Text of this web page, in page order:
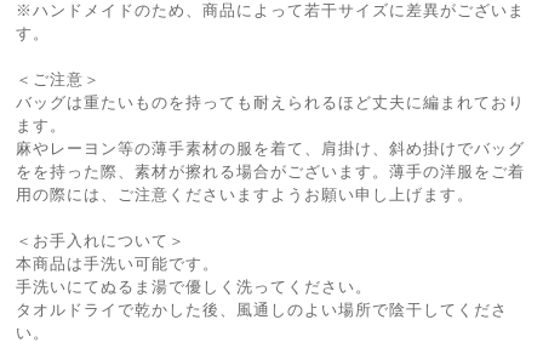
※ハンドメイドのため、商品によって若干サイズに差異がございま
す。
＜ご注意＞
バッグは重たいものを持っても耐えられるほど丈夫に編まれており
ます。
麻やレーヨン等の薄手素材の服を着て、肩掛け、斜め掛けでバッグ
をを持った際、素材が擦れる場合がございます。薄手の洋服をご着
用の際には、ご注意くださいますようお願い申し上げます。
＜お手入れについて＞
本商品は手洗い可能です。
手洗いにてぬるま湯で優しく洗ってください。
タオルドライで乾かした後、風通しのよい場所で陰干してくださ
い。